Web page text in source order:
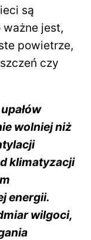
są
jest,
powietrze,
czy
wolniej niż
klimatyzacji
energii.
wilgoci,